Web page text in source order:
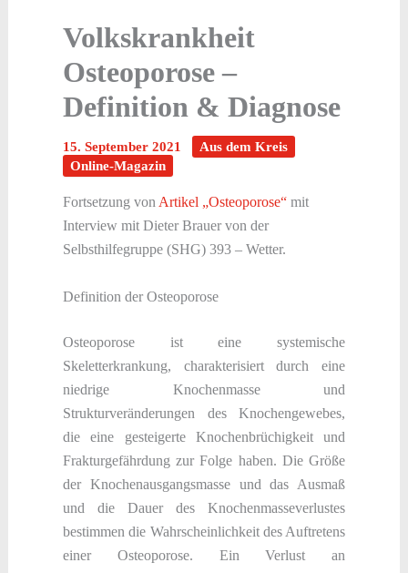
Volkskrankheit
Osteoporose –
Definition & Diagnose
15. September 2021
Aus dem Kreis
Online-Magazin
Fortsetzung von Artikel „Osteoporose“mit
Interview mit Dieter Brauer von der
Selbsthilfegruppe (SHG) 393 – Wetter.
Definition der Osteoporose
Osteoporose ist eine systemische
Skeletterkrankung, charakterisiert durch eine
niedrige Knochenmasse und
Strukturveränderungen des Knochengewebes,
die eine gesteigerte Knochenbrüchigkeit und
Frakturgefährdung zur Folge haben. Die Größe
der Knochenausgangsmasse und das Ausmaß
und die Dauer des Knochenmasseverlustes
bestimmen die Wahrscheinlichkeit des Auftretens
einer Osteoporose. Ein Verlust an